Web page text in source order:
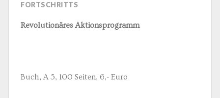
FORTSCHRITTS
Revolutionäres Aktionsprogramm
Buch, A 5, 100 Seiten, 6,- Euro